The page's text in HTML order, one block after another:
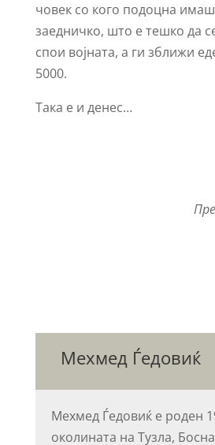
човек со кого подоцна
заедничко, што е тешко да
спои војната, а ги зближи
5000.
Така е и денес…
Мехмед Ѓедовиќ
Мехмед Ѓедовиќ е роден
околината на Тузла,